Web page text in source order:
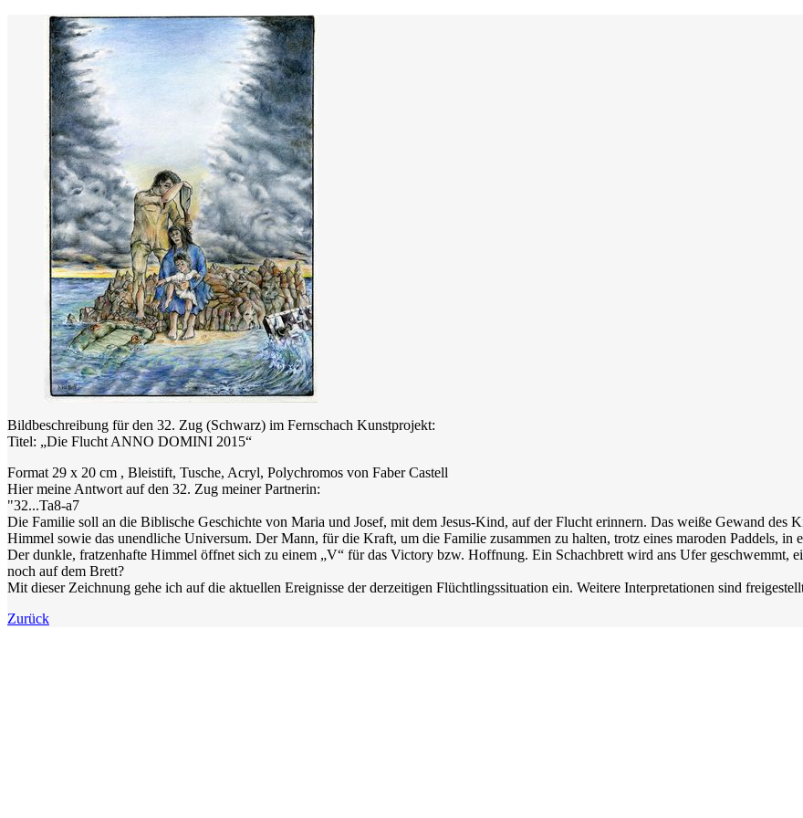
Bildbeschreibung für den 32. Zug (Schwarz) im Fernschach Kunstprojekt:
Titel: „Die Flucht ANNO DOMINI 2015“
Format 29 x 20 cm , Bleistift, Tusche, Acryl, Polychromos von Faber Castell
Hier meine Antwort auf den 32. Zug meiner Partnerin:
"32...Ta8-a7
Die Familie soll an die Biblische Geschichte von Maria und Josef, mit dem Jesus-Kind, auf der Flucht erinnern. Das weiße Gewand
Himmel sowie das unendliche Universum. Der Mann, für die Kraft, um die Familie zusammen zu halten, trotz eines maroden Paddels, in
Der dunkle, fratzenhafte Himmel öffnet sich zu einem „V“ für das Victory bzw. Hoffnung. Ein Schachbrett wird ans Ufer geschwemmt,
noch auf dem Brett?
Mit dieser Zeichnung gehe ich auf die aktuellen Ereignisse der derzeitigen Flüchtlingssituation ein. Weitere Interpretationen sind
Zurück